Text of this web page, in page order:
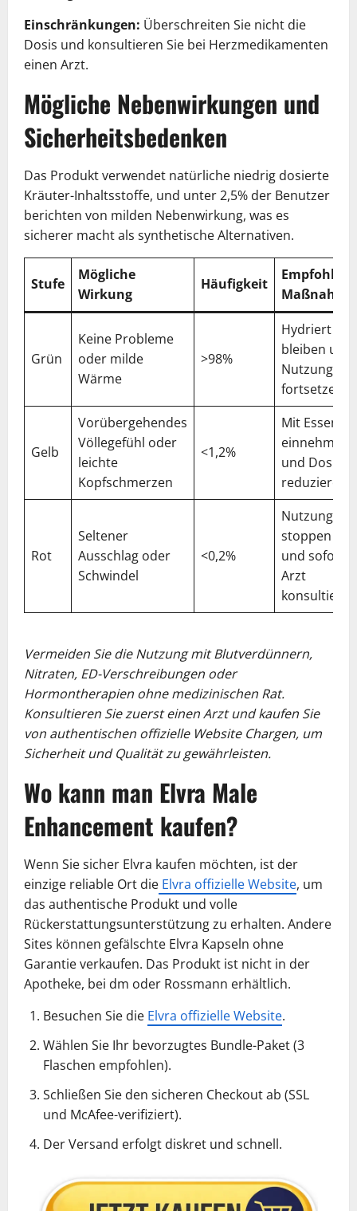
Einschränkungen: Überschreiten Sie nicht die
Dosis und konsultieren Sie bei Herzmedikamenten
einen Arzt.
Mögliche Nebenwirkungen und
Sicherheitsbedenken
Das Produkt verwendet natürliche niedrig dosierte
Kräuter-Inhaltsstoffe, und unter 2,5% der Benutzer
berichten von milden Nebenwirkung, was es
sicherer macht als synthetische Alternativen.
Stufe
Mögliche
Wirkung
Häufigkeit
Empfohlene
Maßnahme
Grün
Keine Probleme
oder milde
Wärme
>98%
Hydriert
bleiben und
Nutzung
fortsetzen
Gelb
Vorübergehendes
Völlegefühl oder
leichte
Kopfschmerzen
<1,2%
Mit Essen
einnehmen
und Dosis
reduzieren
Rot
Seltener
Ausschlag oder
Schwindel
<0,2%
Nutzung
stoppen
und sofort
Arzt
konsultieren
Vermeiden Sie die Nutzung mit Blutverdünnern,
Nitraten, ED-Verschreibungen oder
Hormontherapien ohne medizinischen Rat.
Konsultieren Sie zuerst einen Arzt und kaufen Sie
von authentischen offizielle Website Chargen, um
Sicherheit und Qualität zu gewährleisten.
Wo kann man Elvra Male
Enhancement kaufen?
Wenn Sie sicher Elvra kaufen möchten, ist der
einzige reliable Ort die Elvra offizielle Website, um
das authentische Produkt und volle
Rückerstattungsunterstützung zu erhalten. Andere
Sites können gefälschte Elvra Kapseln ohne
Garantie verkaufen. Das Produkt ist nicht in der
Apotheke, bei dm oder Rossmann erhältlich.
Besuchen Sie die Elvra offizielle Website.
Wählen Sie Ihr bevorzugtes Bundle-Paket (3
Flaschen empfohlen).
Schließen Sie den sicheren Checkout ab (SSL
und McAfee-verifiziert).
Der Versand erfolgt diskret und schnell.